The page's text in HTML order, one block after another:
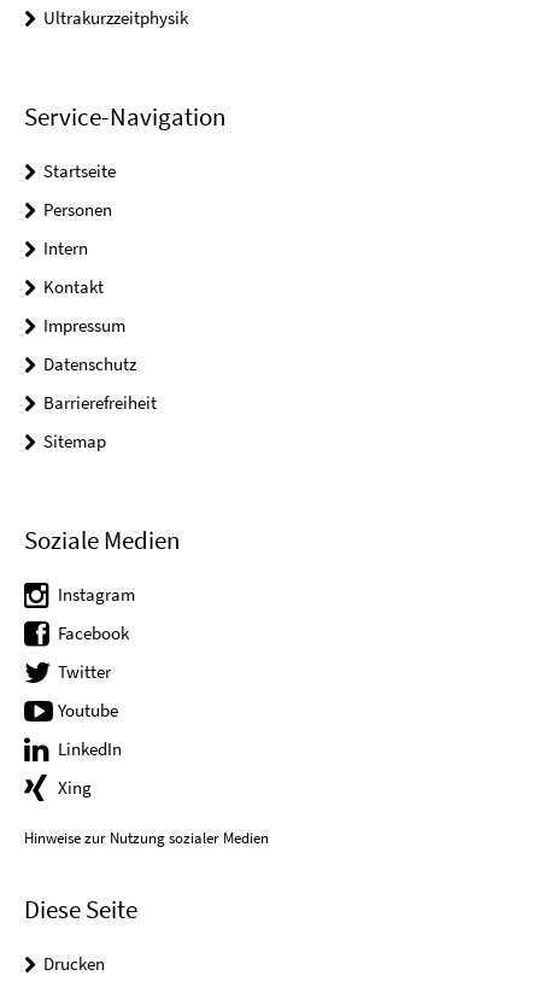
Ultrakurzzeitphysik
Service-Navigation
Startseite
Personen
Intern
Kontakt
Impressum
Datenschutz
Barrierefreiheit
Sitemap
Soziale Medien
Instagram
Facebook
Twitter
Youtube
LinkedIn
Xing
Hinweise zur Nutzung sozialer Medien
Diese Seite
Drucken